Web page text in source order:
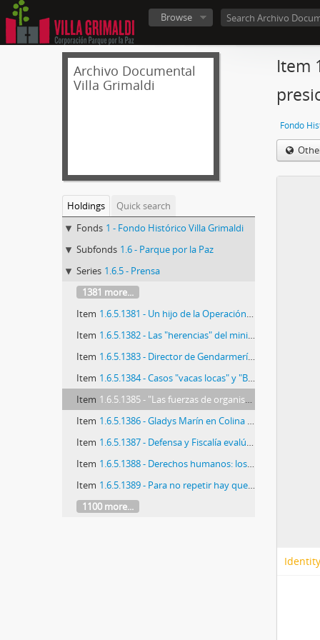
Browse
Archivo Documental
Villa Grimaldi
Holdings
Quick search
Fonds 1 - Fondo Histórico Villa Grimaldi
Subfonds 1.6 - Parque por la Paz
Series 1.6.5 - Prensa
1381 more...
Item 1.6.5.1381 - Un hijo de la Operación Condor
Item 1.6.5.1382 - Las "herencias" del ministro Dolmetsch
Item 1.6.5.1383 - Director de Gendarmería: no hubo negociación para terminar huelga de reos
Item 1.6.5.1384 - Casos "vacas locas" y "Bloody Sunday" demoran fallo de lores sobre Pinochet
Item 1.6.5.1385 - "Las fuerzas de organismos internacionales nos significan presiones que hoy no estamos dispuestos a aceptar"
Item 1.6.5.1386 - Gladys Marín en Colina II: "Libertad para los presos políticos"
Item 1.6.5.1387 - Defensa y Fiscalía evalúan apoyo a Hoffmann
Item 1.6.5.1388 - Derechos humanos: los próximos pasos.
Item 1.6.5.1389 - Para no repetir hay que aprender
1100 more...
Item
Fondo